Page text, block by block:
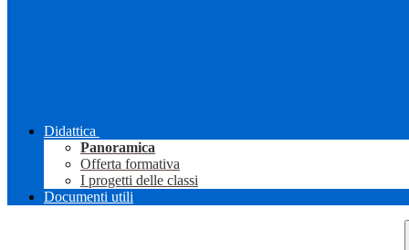
Didattica
Panoramica
Offerta formativa
I progetti delle classi
Documenti utili